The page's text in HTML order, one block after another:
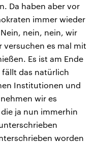
Da haben aber vor
immer wieder
nein, nein, wir
versuchen es mal mit
Es ist am Ende
das natürlich
Institutionen und
wir es
ja nun immerhin
worden